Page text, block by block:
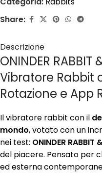
Share:
Descrizione
ONINDER RABBIT
Vibratore Rabbit
Rotazione e App
Il vibratore rabbit con il
mondo, votato con un
nei test: ONINDER RABBIT
del piacere. Pensato per
ed esterna